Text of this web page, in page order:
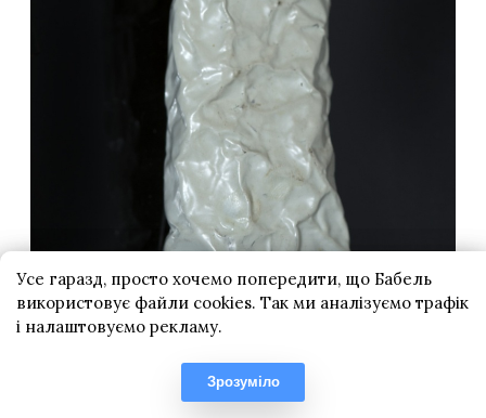
Усе гаразд, просто хочемо попередити, що Бабель
використовує файли cookies. Так ми аналізуємо трафік
і налаштовуємо рекламу.
Зрозуміло